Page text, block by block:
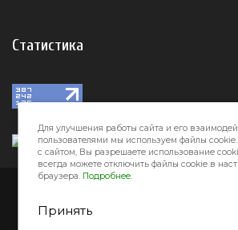
Статистика
Для улучшения работы сайта и его
пользователями мы используем файлы
с сайтом, Вы разрешаете использование
всегда можете отключить файлы cookie в
браузера. Подробнее.
Принять